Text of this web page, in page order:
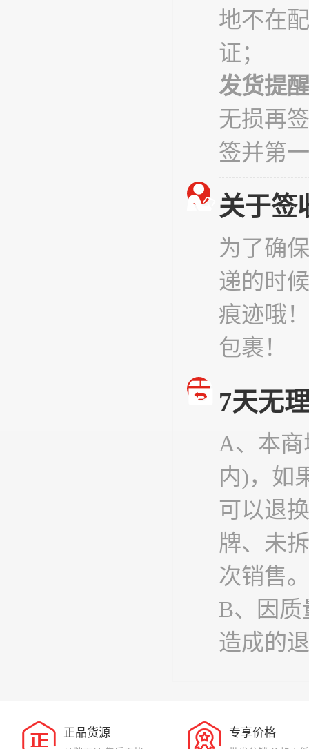
地不在
证；
发货提醒
无损再
签并第
关于签
为了确
递的时
痕迹哦
包裹！
7天无
A、本
内)，如
可以退
牌、未
次销售。
B、因
造成的
正品货源 专享价格